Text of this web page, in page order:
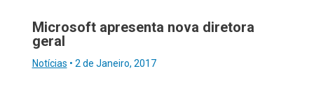
Microsoft apresenta nova diretora
geral
Notícias • 2 de Janeiro, 2017